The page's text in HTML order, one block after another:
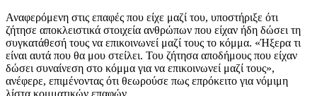
Αναφερόμενη στις επαφές που είχε μαζί του, υποστήριξε ότι
ζήτησε αποκλειστικά στοιχεία ανθρώπων που είχαν ήδη δώσει τη
συγκατάθεσή τους να επικοινωνεί μαζί τους το κόμμα. «Ήξερα τι
είναι αυτά που θα μου στείλει. Του ζήτησα αποδήμους που είχαν
δώσει συναίνεση στο κόμμα για να επικοινωνεί μαζί τους»,
ανέφερε, επιμένοντας ότι θεωρούσε πως επρόκειτο για νόμιμη
λίστα κομματικών επαφών.